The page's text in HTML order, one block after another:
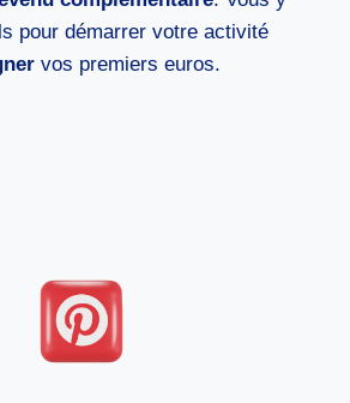
pour démarrer votre activité
vos premiers euros.